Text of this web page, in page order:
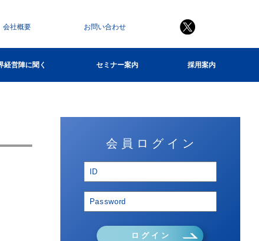
会社概要 お問い合わせ
経営陣に聞く セミナー案内 採用案内
会 員 ロ グ イ ン
ロ グ イ ン